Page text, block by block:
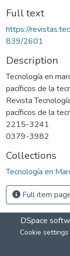
Full text
https://
839/2601
Description
Tecnología en
pacíficos de la
Revista
pacíficos de la
2215-3241
0379-3982
Collections
Tecnología en
Full item
DSpace
Cookie settings